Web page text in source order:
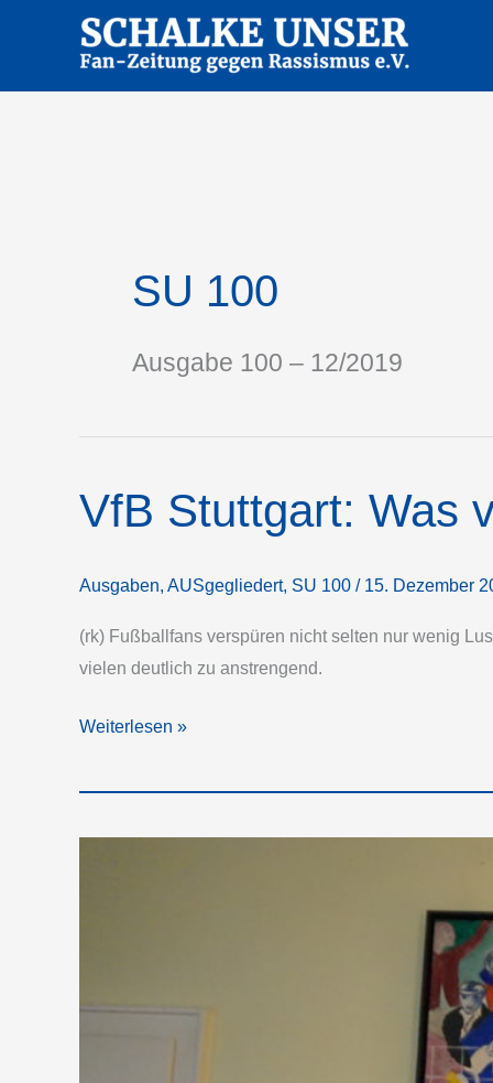
SU 100
Ausgabe 100 – 12/2019
VfB Stuttgart: Was
Ausgaben, AUSgegliedert, SU 100 / 15. Dezember
(rk) Fußballfans verspüren nicht selten nur wenig
vielen deutlich zu anstrengend.
VfB
Was
Weiterlesen »